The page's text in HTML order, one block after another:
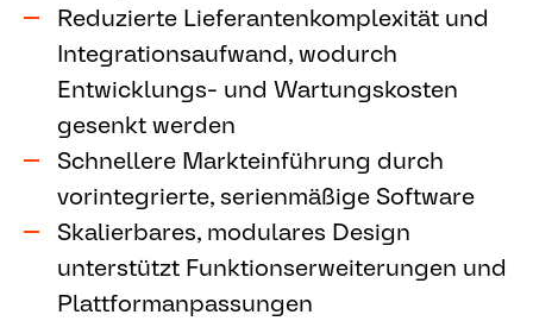
Reduzierte Lieferantenkomplexität und
Integrationsaufwand, wodurch
Entwicklungs- und Wartungskosten
gesenkt werden
Schnellere Markteinführung durch
vorintegrierte, serienmäßige Software
Skalierbares, modulares Design
unterstützt Funktionserweiterungen und
Plattformanpassungen